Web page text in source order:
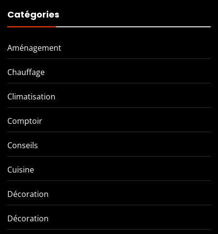
Catégories
Aménagement
Chauffage
Climatisation
Comptoir
Conseils
Cuisine
Décoration
Décoration